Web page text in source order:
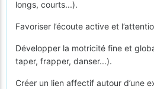
longs, courts...).
Favoriser l’écoute active et
Développer la motricité fine et
taper, frapper, danser...).
Créer un lien affectif autour d’une